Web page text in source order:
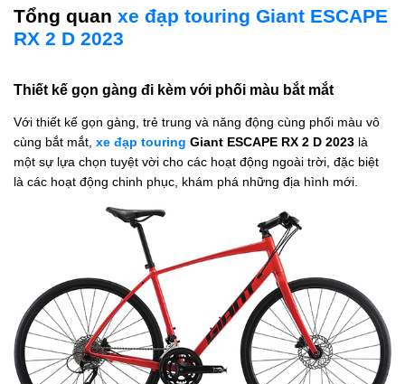
Tổng quan xe đạp touring Giant ESCAPE
RX 2 D 2023
Thiết kế gọn gàng đi kèm với phối màu bắt mắt
Với thiết kế gọn gàng, trẻ trung và năng động cùng phối màu vô
cùng bắt mắt, xe đạp touring Giant ESCAPE RX 2 D 2023 là
một sự lựa chọn tuyệt vời cho các hoạt động ngoài trời, đặc biệt
là các hoạt động chinh phục, khám phá những địa hình mới.